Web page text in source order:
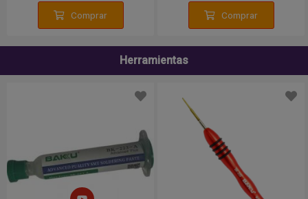
Comprar Comprar
Herramientas